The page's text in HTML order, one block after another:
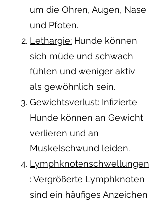
um die Ohren, Augen, Nase
und Pfoten.
Lethargie: Hunde können
sich müde und schwach
fühlen und weniger aktiv
als gewöhnlich sein.
Gewichtsverlust: Infizierte
Hunde können an Gewicht
verlieren und an
Muskelschwund leiden.
Lymphknotenschwellungen
:Vergrößerte Lymphknoten
sind ein häufiges Anzeichen